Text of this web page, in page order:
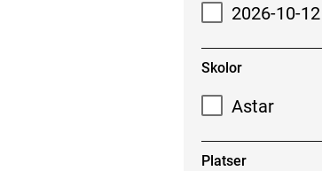
2026-10-12
Skolor
Astar
Platser